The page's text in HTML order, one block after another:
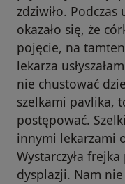
zdziwiło.
okazało się, że
pojęcie, na
lekarza
nie chustować
szelkami pavlika,
postępować.
innymi lekarzami
Wystarczyła
dysplazji. Nam